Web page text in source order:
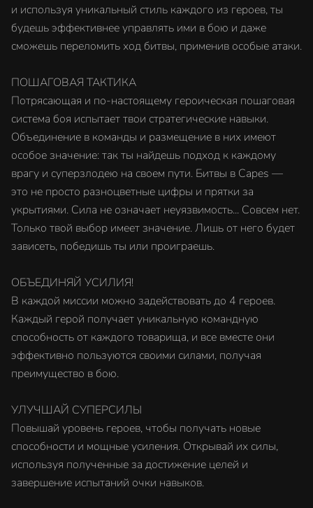
и используя уникальный стиль каждого из героев, ты
будешь эффективнее управлять ими в бою и даже
сможешь переломить ход битвы, применив особые атаки.
ПОШАГОВАЯ ТАКТИКА
Потрясающая и по-настоящему героическая пошаговая
система боя испытает твои стратегические навыки.
Объединение в команды и размещение в них имеют
особое значение: так ты найдешь подход к каждому
врагу и суперзлодею на своем пути. Битвы в Capes —
это не просто разноцветные цифры и прятки за
укрытиями. Сила не означает неуязвимость... Совсем нет.
Только твой выбор имеет значение. Лишь от него будет
зависеть, победишь ты или проиграешь.
ОБЪЕДИНЯЙ УСИЛИЯ!
В каждой миссии можно задействовать до 4 героев.
Каждый герой получает уникальную командную
способность от каждого товарища, и все вместе они
эффективно пользуются своими силами, получая
преимущество в бою.
УЛУЧШАЙ СУПЕРСИЛЫ
Повышай уровень героев, чтобы получать новые
способности и мощные усиления. Открывай их силы,
используя полученные за достижение целей и
завершение испытаний очки навыков.